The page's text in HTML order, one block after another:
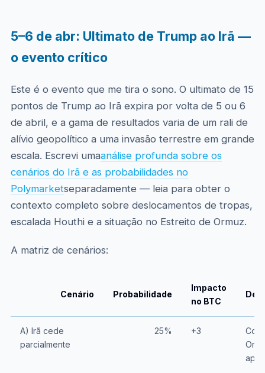
5–6 de abr: Ultimato de Trump ao Irã —
o evento crítico
Este é o evento que me tira o sono. O ultimato de 15
pontos de Trump ao Irã expira por volta de 5 ou 6
de abril, e a gama de resultados varia de um rali de
alívio geopolítico a uma invasão terrestre em grande
escala. Escrevi umaanálise profunda sobre os
cenários do Irã e as probabilidades no
Polymarketseparadamente — leia para obter o
contexto completo sobre deslocamentos de tropas,
escalada Houthi e a situação no Estreito de Ormuz.
A matriz de cenários:
Cenário Probabilidade
Impacto
no BTC
A) Irã cede
parcialmente
25% +3